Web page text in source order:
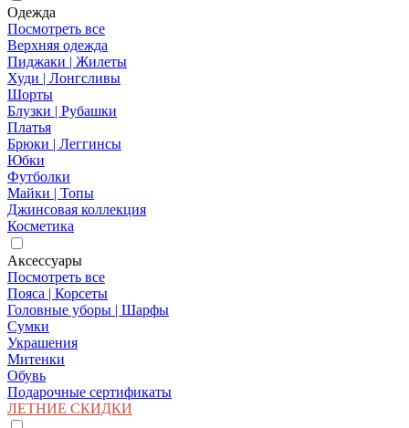
Одежда
Посмотреть все
Верхняя одежда
Пиджаки | Жилеты
Худи | Лонгсливы
Шорты
Блузки | Рубашки
Платья
Брюки | Леггинсы
Юбки
Футболки
Майки | Топы
Джинсовая коллекция
Косметика
Аксессуары
Посмотреть все
Пояса | Корсеты
Головные уборы | Шарфы
Сумки
Украшения
Митенки
Обувь
Подарочные сертификаты
ЛЕТНИЕ СКИДКИ